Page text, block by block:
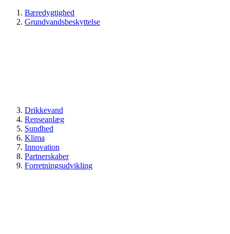
Bæredygtighed
Grundvandsbeskyttelse
Drikkevand
Renseanlæg
Sundhed
Klima
Innovation
Partnerskaber
Forretningsudvikling